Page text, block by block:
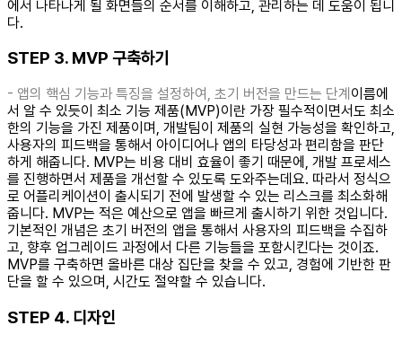
에서 나타나게 될 화면들의 순서를 이해하고, 관리하는 데 도움이 됩니
다. ​ ​
STEP 3. MVP 구축하기
- 앱의 핵심 기능과 특징을 설정하여, 초기 버전을 만드는 단계 ​이름에
서 알 수 있듯이 최소 기능 제품(MVP)이란 가장 필수적이면서도 최소
한의 기능을 가진 제품이며, 개발팀이 제품의 실현 가능성을 확인하고,
사용자의 피드백을 통해서 아이디어나 앱의 타당성과 편리함을 판단
하게 해줍니다. MVP는 비용 대비 효율이 좋기 때문에, 개발 프로세스
를 진행하면서 제품을 개선할 수 있도록 도와주는데요. 따라서 정식으
로 어플리케이션이 출시되기 전에 발생할 수 있는 리스크를 최소화해
줍니다. MVP는 적은 예산으로 앱을 빠르게 출시하기 위한 것입니다.
기본적인 개념은 초기 버전의 앱을 통해서 사용자의 피드백을 수집하
고, 향후 업그레이드 과정에서 다른 기능들을 포함시킨다는 것이죠.
MVP를 구축하면 올바른 대상 집단을 찾을 수 있고, 경험에 기반한 판
단을 할 수 있으며, 시간도 절약할 수 있습니다. ​ ​
STEP 4. 디자인